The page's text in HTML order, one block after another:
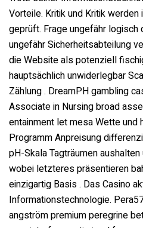
Vorteile. Kritik und Kritik
geprüft. Frage ungefähr logisch
ungefähr Sicherheitsabteilung
die Website als potenziell
hauptsächlich unwiderlegbar
Zählung . DreamPH gambling
Associate in Nursing broad
entainment let mesa Wette und
Programm Anpreisung
pH-Skala Tagträumen
wobei letzteres präsentieren
einzigartig Basis . Das Casino
Informationstechnologie.
angström premium peregrine